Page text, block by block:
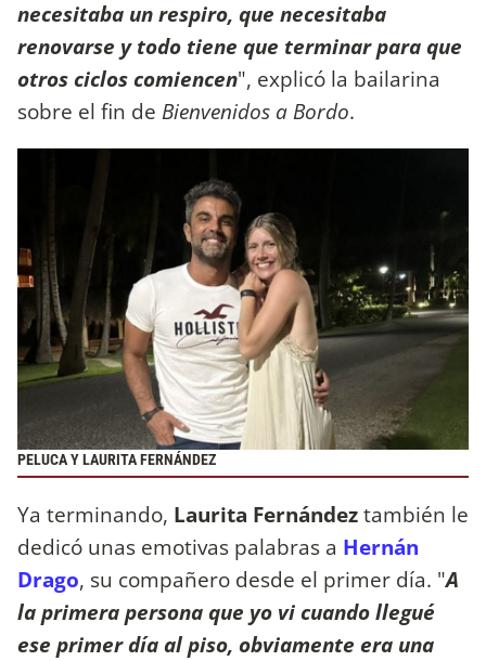
necesitaba un respiro, que necesitaba
renovarse y todo tiene que terminar para que
otros ciclos comiencen", explicó la bailarina
sobre el fin de Bienvenidos a Bordo.
PELUCA Y LAURITA FERNÁNDEZ
Ya terminando, Laurita Fernándeztambién le
dedicó unas emotivas palabras a Hernán
Drago, su compañero desde el primer día. "A
la primera persona que yo vi cuando llegué
ese primer día al piso, obviamente era una